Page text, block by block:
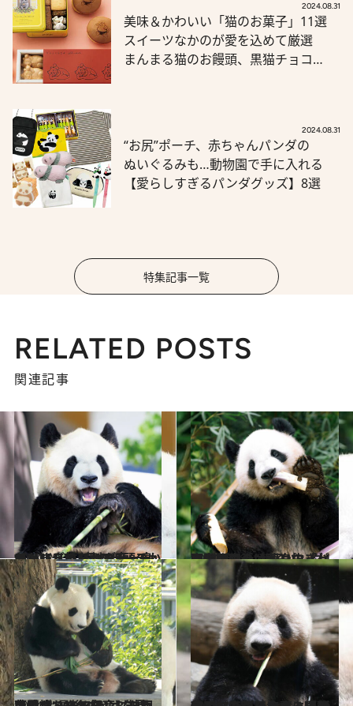
2024.08.31
美味＆かわいい「猫のお菓子」11選
スイーツなかのが愛を込めて厳選
まんまる猫のお饅頭、黒猫チョコ…
2024.08.31
“お尻”ポーチ、赤ちゃんパンダの
ぬいぐるみも…動物園で手に入れる
【愛らしすぎるパンダグッズ】8選
特集記事一覧
RELATED POSTS
関連記事
2024.8.27
バリバリ竹を割る音、息づかい…アドベンチャーワールドのパンダ4頭のかわいすぎる1日のルーティーン
ライフスタイル 2024.8.28
高血圧のシンシンの「パンダ団子」は黄身抜き、双子の生活は別々に…上野動物園の“親子パンダ4頭”の今
ライフスタイル